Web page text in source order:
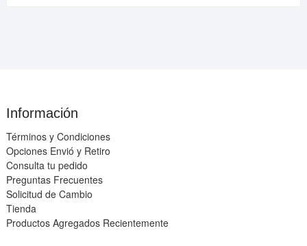
Información
Términos y Condiciones
Opciones Envió y Retiro
Consulta tu pedido
Preguntas Frecuentes
Solicitud de Cambio
Tienda
Productos Agregados Recientemente